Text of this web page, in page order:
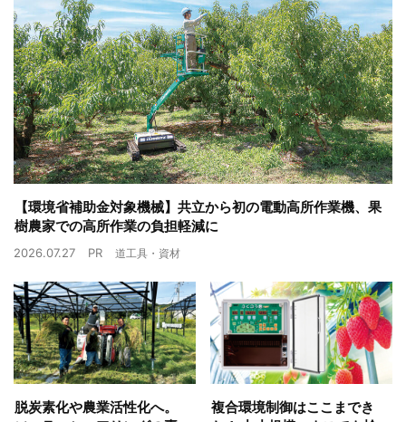
【環境省補助金対象機械】共立から初の電動高所作業機、果
樹農家での高所作業の負担軽減に
2026.07.27 PR 道工具・資材
脱炭素化や農業活性化へ。
複合環境制御はここまでき